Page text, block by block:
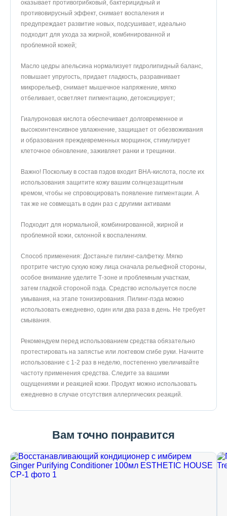
оказывает противогрибковый, бактерицидный и
противовирусный эффект, снимает воспаления и
предупреждает развитие новых, подсушивает, идеально
подходит для ухода за жирной, комбинированной и
проблемной кожей;
Масло цедры апельсина нормализует гидролипидный баланс,
повышает упругость, придает гладкость, разравнивает
микрорельеф, снимает мышечное напряжение, мягко
отбеливает, осветляет пигментацию, детоксицирует;
Гиалуроновая кислота обеспечивает долговременное и
высокоинтенсивное увлажнение, защищает от обезвоживания
и образования преждевременных морщинок, стимулирует
клеточное обновление, заживляет ранки и трещинки.
Важно! Поскольку в состав пэдов входит BHA-кислота, после их
использования защитите кожу вашим солнцезащитным
кремом, чтобы не спровоцировать появление пигментации. А
так же не совмещать в один раз с другими активами
Подходит для нормальной, комбинированной, жирной и
проблемной кожи, склонной к воспалениям.
Способ применения: Достаньте пилинг-салфетку. Мягко
протрите чистую сухую кожу лица сначала рельефной стороны,
особое внимание уделите Т-зоне и проблемным участкам,
затем гладкой стороной пэда. Средство используется после
умывания, на этапе тонизирования. Пилинг-пэда можно
использовать ежедневно, один или два раза в день. Не требует
смывания.
Рекомендуем перед использованием средства обязательно
протестировать на запястье или локтевом сгибе руки. Начните
использование с 1-2 раз в неделю, постепенно увеличивайте
частоту применения средства. Следите за вашими
ощущениями и реакцией кожи. Продукт можно использовать
ежедневно в случае отсутствия аллергических реакций.
Вам точно понравится